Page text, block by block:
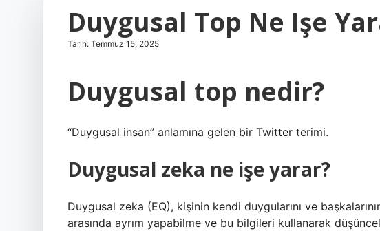
Duygusal Top Ne Işe
Tarih: Temmuz 15, 2025
Duygusal top nedir?
“Duygusal insan” anlamına gelen bir Twitter terimi.
Duygusal zeka ne işe yarar?
Duygusal zeka (EQ), kişinin kendi duygularını ve
arasında ayrım yapabilme ve bu bilgileri kullanarak